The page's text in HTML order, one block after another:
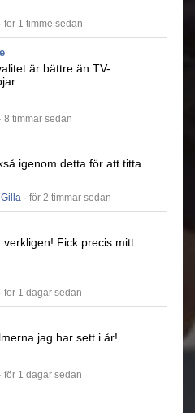
· för 1 timme sedan
är bättre än TV-
· 8 timmar sedan
igenom detta för att titta
Gilla · för 2 timmar sedan
verkligen! Fick precis mitt
· för 1 dagar sedan
jag har sett i år!
· för 1 dagar sedan